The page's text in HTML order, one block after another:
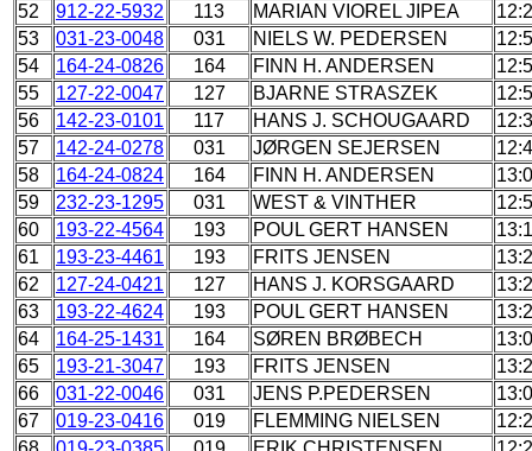
52
912-22-5932 113 MARIAN VIOREL JIPEA
53
031-23-0048 031 NIELS W. PEDERSEN
54
164-24-0826 164 FINN H. ANDERSEN
55
127-22-0047 127 BJARNE STRASZEK
56
142-23-0101 117 HANS J. SCHOUGAARD
57
142-24-0278 031 JØRGEN SEJERSEN
58
164-24-0824 164 FINN H. ANDERSEN
59
232-23-1295 031 WEST & VINTHER
60
193-22-4564 193 POUL GERT HANSEN
61
193-23-4461 193 FRITS JENSEN
62
127-24-0421 127 HANS J. KORSGAARD
63
193-22-4624 193 POUL GERT HANSEN
64
164-25-1431 164 SØREN BRØBECH
65
193-21-3047 193 FRITS JENSEN
66
031-22-0046 031 JENS P.PEDERSEN
67
019-23-0416 019 FLEMMING NIELSEN